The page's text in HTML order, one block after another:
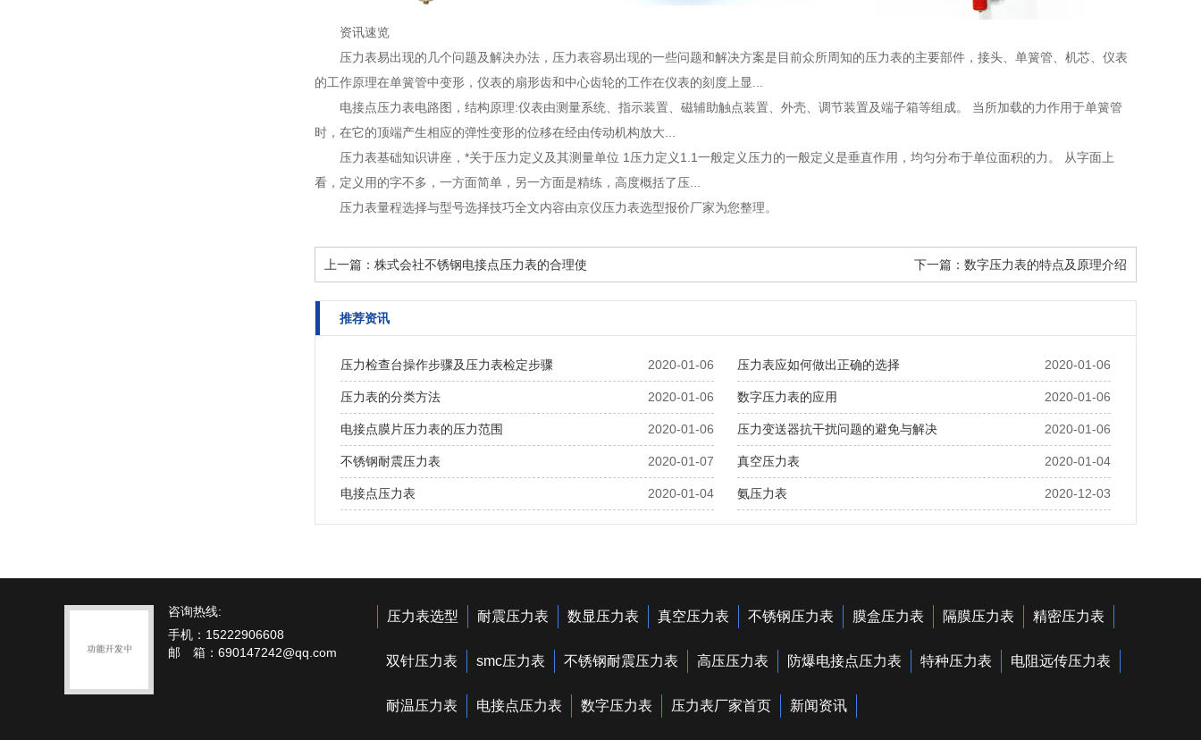
资讯速览
压力表易出现的几个问题及解决办法 ，压力表容易出现的一些问题和解决方案是目前众所周知的压力表的主要部件，接头、单簧管、机芯、仪表
的工作原理在单簧管中变形，仪表的扇形齿和中心齿轮的工作在仪表的刻度上显...
电接点压力表电路图 ，结构原理:仪表由测量系统、指示装置、磁辅助触点装置、外壳、调节装置及端子箱等组成。 当所加载的力作用于单簧管
时，在它的顶端产生相应的弹性变形的位移在经由传动机构放大...
压力表基础知识讲座 ，*关于压力定义及其测量单位 1压力定义1.1一般定义压力的一般定义是垂直作用，均匀分布于单位面积的力。 从字面上
看，定义用的字不多，一方面简单，另一方面是精练，高度概括了压...
压力表量程选择与型号选择技巧全文内容由京仪压力表选型报价厂家为您整理。
上一篇： 株式会社不锈钢电接点压力表的合理使 下一篇： 数字压力表的特点及原理介绍
推荐资讯
2020-01-06
压力检查台操作步骤及压力表检定步骤 2020-01-06
压力表应如何做出正确的选择
2020-01-06
压力表的分类方法 2020-01-06
数字压力表的应用
2020-01-06
电接点膜片压力表的压力范围 2020-01-06
压力变送器抗干扰问题的避免与解决
2020-01-07
不锈钢耐震压力表 2020-01-04
真空压力表
2020-01-04
电接点压力表 2020-12-03
氨压力表
咨询热线:
手机：15222906608
邮 箱：690147242@qq.com
压力表选型 耐震压力表 数显压力表 真空压力表 不锈钢压力表 膜盒压力表 隔膜压力表 精密压力表
双针压力表 smc压力表 不锈钢耐震压力表 高压压力表 防爆电接点压力表 特种压力表 电阻远传压力表
耐温压力表 电接点压力表 数字压力表 压力表厂家首页 新闻资讯